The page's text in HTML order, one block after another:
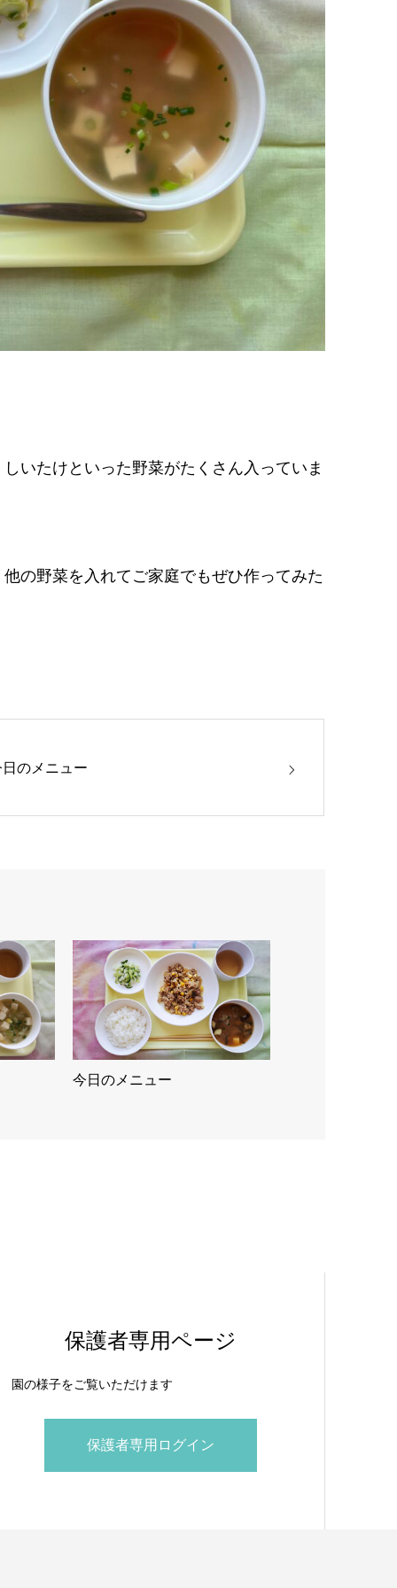
いたけといった野菜がたくさん入っていま
の野菜を入れてご家庭でもぜひ作ってみた
日のメニュー
今日のメニュー
保護者専用ページ
園の様子をご覧いただけます
保護者専用ログイン